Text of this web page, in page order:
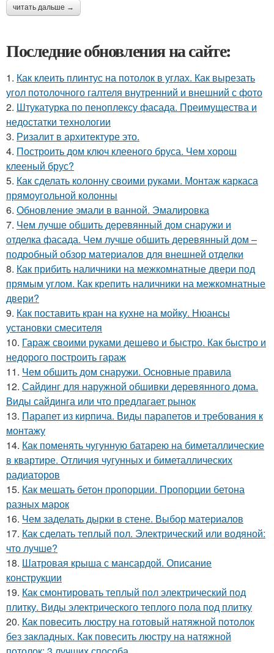
читать дальше →
Последние обновления на сайте:
1. Как клеить плинтус на потолок в углах. Как вырезать
угол потолочного галтеля внутренний и внешний с фото
2. Штукатурка по пеноплексу фасада. Преимущества и
недостатки технологии
3. Ризалит в архитектуре это.
4. Построить дом ключ клееного бруса. Чем хорош
клееный брус?
5. Как сделать колонну своими руками. Монтаж каркаса
прямоугольной колонны
6. Обновление эмали в ванной. Эмалировка
7. Чем лучше обшить деревянный дом снаружи и
отделка фасада. Чем лучше обшить деревянный дом –
подробный обзор материалов для внешней отделки
8. Как прибить наличники на межкомнатные двери под
прямым углом. Как крепить наличники на межкомнатные
двери?
9. Как поставить кран на кухне на мойку. Нюансы
установки смесителя
10. Гараж своими руками дешево и быстро. Как быстро и
недорого построить гараж
11. Чем обшить дом снаружи. Основные правила
12. Сайдинг для наружной обшивки деревянного дома.
Виды сайдинга или что предлагает рынок
13. Парапет из кирпича. Виды парапетов и требования к
монтажу
14. Как поменять чугунную батарею на биметаллические
в квартире. Отличия чугунных и биметаллических
радиаторов
15. Как мешать бетон пропорции. Пропорции бетона
разных марок
16. Чем заделать дырки в стене. Выбор материалов
17. Как сделать теплый пол. Электрический или водяной:
что лучше?
18. Шатровая крыша с мансардой. Описание
конструкции
19. Как смонтировать теплый пол электрический под
плитку. Виды электрического теплого пола под плитку
20. Как повесить люстру на готовый натяжной потолок
без закладных. Как повесить люстру на натяжной